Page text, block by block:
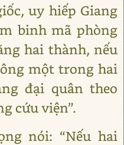
uy hiếp Giang
binh mã phòng
hai thành, nếu
một trong hai
đại quân theo
cứu viện”.
nói: “Nếu hai